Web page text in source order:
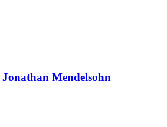
Mendelsohn